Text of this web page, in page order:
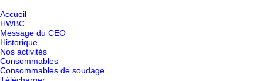
Accueil
HWBC
Message du CEO
Historique
Nos activités
Consommables
Consommables de soudage